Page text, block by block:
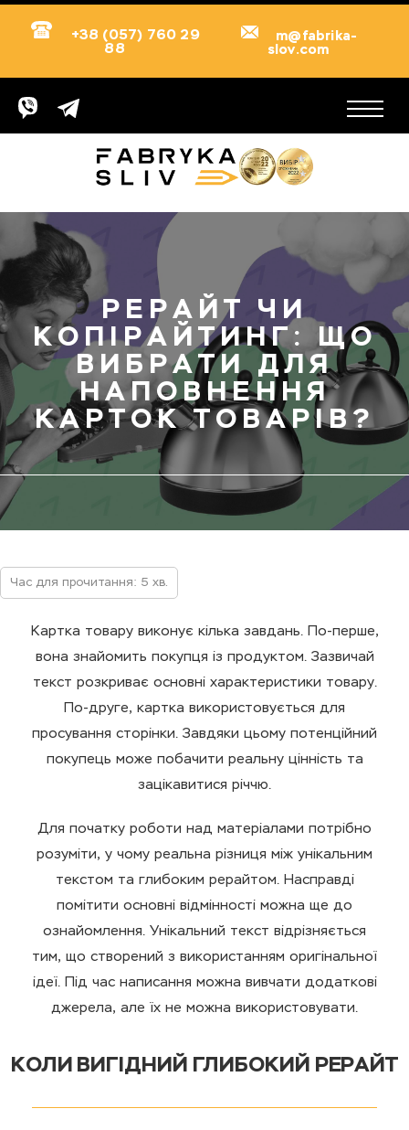
+38 (057) 760 29
88
m@fabrika-
slov.com
РЕРАЙТ ЧИ
КОПІРАЙТИНГ: ЩО
ВИБРАТИ ДЛЯ
НАПОВНЕННЯ
КАРТОК ТОВАРІВ?
Час для прочитання: 5 хв.
Картка товару виконує кілька завдань. По-перше,
вона знайомить покупця із продуктом. Зазвичай
текст розкриває основні характеристики товару.
По-друге, картка використовується для
просування сторінки. Завдяки цьому потенційний
покупець може побачити реальну цінність та
зацікавитися річчю.
Для початку роботи над матеріалами потрібно
розуміти, у чому реальна різниця між унікальним
текстом та глибоким рерайтом. Насправді
помітити основні відмінності можна ще до
ознайомлення. Унікальний текст відрізняється
тим, що створений з використанням оригінальної
ідеї. Під час написання можна вивчати додаткові
джерела, але їх не можна використовувати.
КОЛИ ВИГІДНИЙ ГЛИБОКИЙ РЕРАЙТ